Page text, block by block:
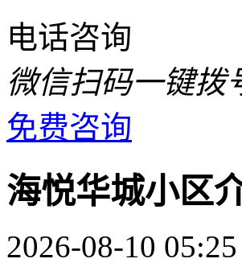
电话咨询
微信扫码一键拨
免费咨询
海悦华城小区
2026-08-10